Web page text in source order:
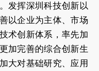
发挥深圳科技创新以
以企业为主体、市场
术创新体系，率先加
加完善的综合创新生
大对基础研究、应用